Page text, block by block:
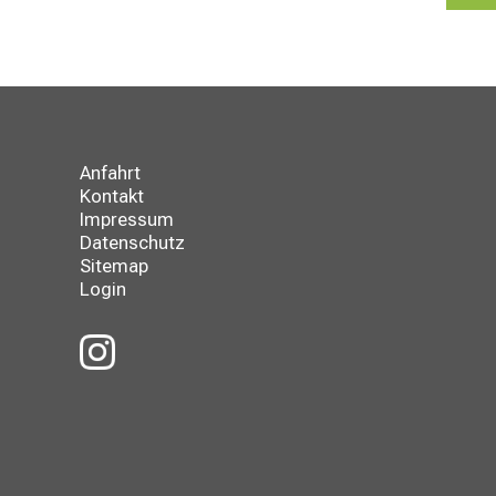
Anfahrt
Kontakt
Impressum
Datenschutz
Sitemap
Login